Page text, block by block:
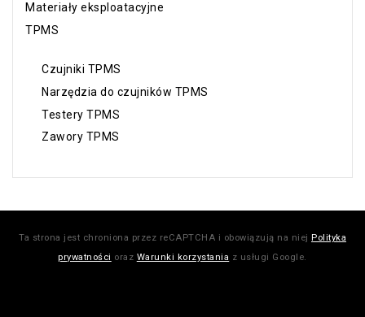
Materiały eksploatacyjne
TPMS
Czujniki TPMS
Narzędzia do czujników TPMS
Testery TPMS
Zawory TPMS
Ta strona jest chroniona przez reCAPTCHA i obowiązują na niej Polityka
prywatności oraz Warunki korzystania z usługi Google.